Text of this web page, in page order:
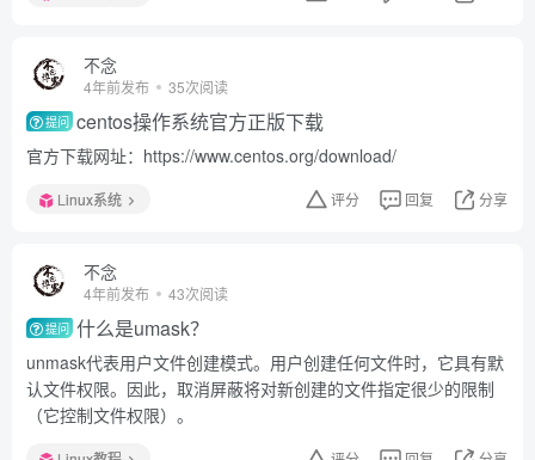
不念
4年前发布 35次阅读
提问 centos操作系统官方正版下载
官方下载网址：https://www.centos.org/download/
Linux系统 评分 回复 分享
不念
4年前发布 43次阅读
提问 什么是umask？
unmask代表用户文件创建模式。用户创建任何文件时，它具有默
认文件权限。因此，取消屏蔽将对新创建的文件指定很少的限制
（它控制文件权限）。